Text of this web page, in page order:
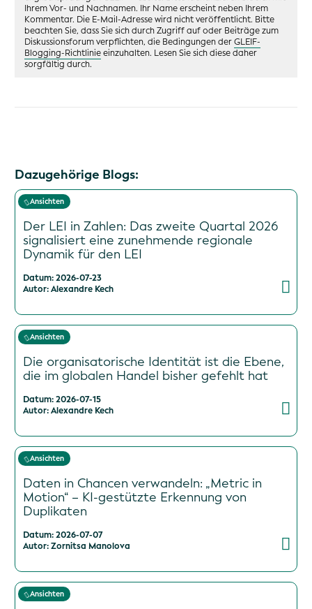
Ihrem Vor- und Nachnamen. Ihr Name erscheint neben Ihrem
Kommentar. Die E-Mail-Adresse wird nicht veröffentlicht. Bitte
beachten Sie, dass Sie sich durch Zugriff auf oder Beiträge zum
Diskussionsforum verpflichten, die Bedingungen derGLEIF-
Blogging-Richtlinieeinzuhalten. Lesen Sie sich diese daher
sorgfältig durch.
Dazugehörige Blogs:
Ansichten
Der LEI in Zahlen: Das zweite Quartal 2026
signalisiert eine zunehmende regionale
Dynamik für den LEI
Datum: 2026-07-23
Autor: Alexandre Kech
Ansichten
Die organisatorische Identität ist die Ebene,
die im globalen Handel bisher gefehlt hat
Datum: 2026-07-15
Autor: Alexandre Kech
Ansichten
Daten in Chancen verwandeln: „Metric in
Motion“ – KI-gestützte Erkennung von
Duplikaten
Datum: 2026-07-07
Autor: Zornitsa Manolova
Ansichten